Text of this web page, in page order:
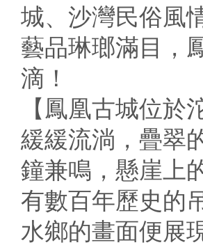
城、沙灣民俗風
藝品琳瑯滿目，
滴！
【鳳凰古城位
緩緩流淌，疊翠
鐘兼鳴，懸崖上
有數百年歷史的
水鄉的畫面便展